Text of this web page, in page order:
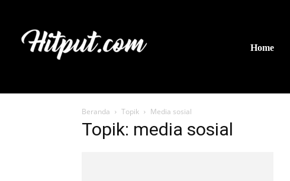
Home
Beranda Topik Media sosial
Topik: media sosial